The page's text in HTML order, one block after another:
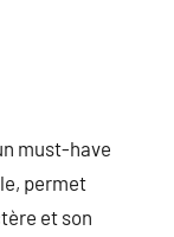
must-have
permet
et son